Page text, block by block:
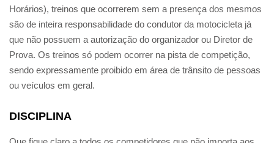
Horários), treinos que ocorrerem sem a presença dos mesmos
são de inteira responsabilidade do condutor da motocicleta já
que não possuem a autorização do organizador ou Diretor de
Prova. Os treinos só podem ocorrer na pista de competição,
sendo expressamente proibido em área de trânsito de pessoas
ou veículos em geral.
DISCIPLINA